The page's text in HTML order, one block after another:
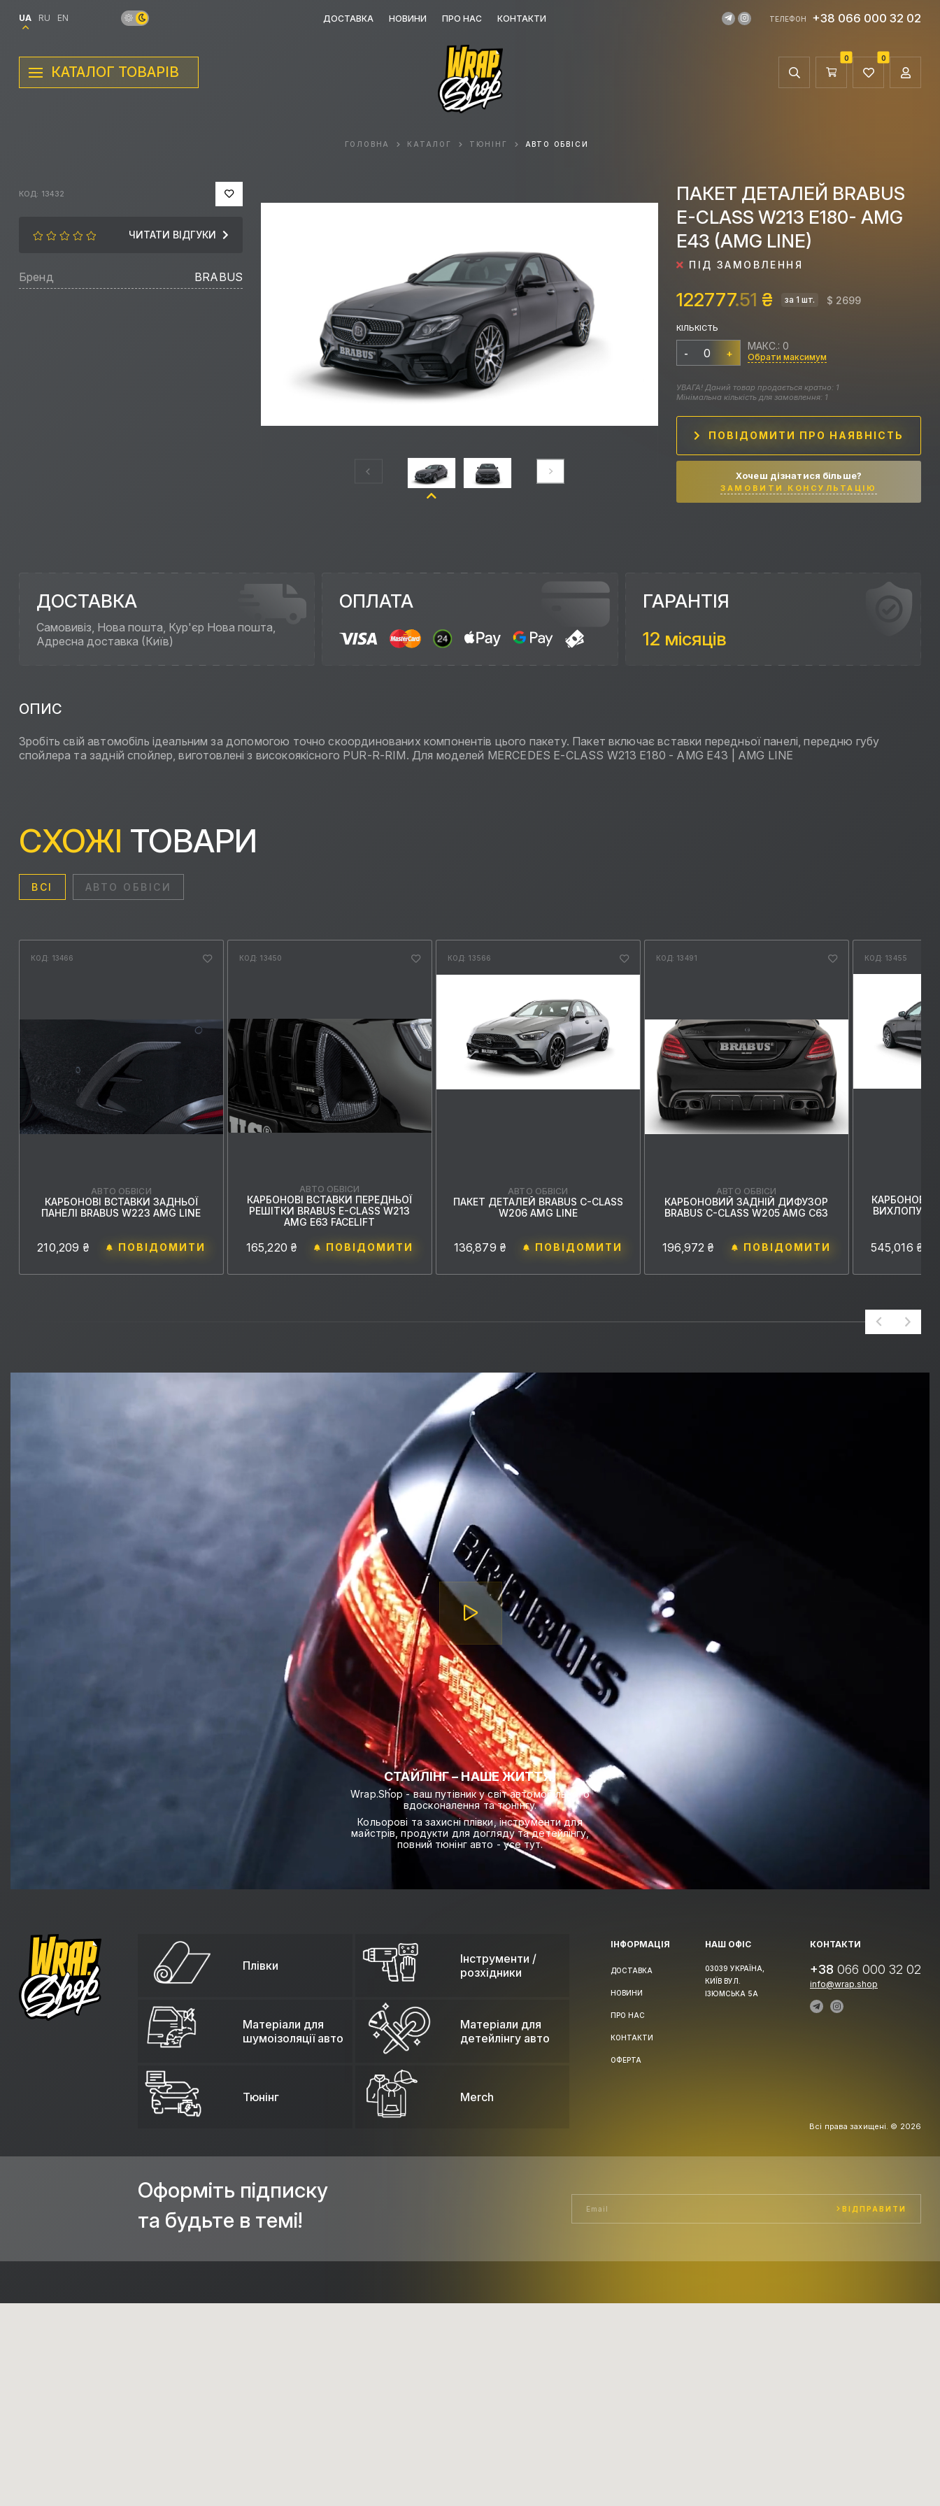
UA RU EN ДОСТАВКА НОВИНИ ПРО НАС КОНТАКТИ ТЕЛЕФОН +38 066 000 32 02
КАТАЛОГ ТОВАРІВ
0 0
ГОЛОВНА КАТАЛОГ ТЮНІНГ АВТО ОБВІСИ
КОД: 13432
ЧИТАТИ ВІДГУКИ
Бренд BRABUS
ПАКЕТ ДЕТАЛЕЙ BRABUS
E-CLASS W213 E180- AMG
E43 (AMG LINE)
ПІД ЗАМОВЛЕННЯ
122777.51 ₴ за 1 шт. $ 2699
КІЛЬКІСТЬ
- +
МАКС.: 0
Обрати максимум
УВАГА! Даний товар продається кратно: 1
Мінімальна кількість для замовлення: 1
ПОВІДОМИТИ ПРО НАЯВНІСТЬ
Хочеш дізнатися більше?
ЗАМОВИТИ КОНСУЛЬТАЦІЮ
ДОСТАВКА
Самовивіз, Нова пошта, Кур'єр Нова пошта,
Адресна доставка (Київ)
ОПЛАТА
ГАРАНТІЯ
12 місяців
ОПИС
Зробіть свій автомобіль ідеальним за допомогою точно скоординованих компонентів цього пакету. Пакет включає вставки передньої панелі, передню губу
спойлера та задній спойлер, виготовлені з високоякісного PUR-R-RIM. Для моделей MERCEDES E-CLASS W213 E180 - AMG E43 | AMG LINE
СХОЖІ ТОВАРИ
ВСІ АВТО ОБВІСИ
КОД: 13466
АВТО ОБВІСИ
КАРБОНОВІ ВСТАВКИ ЗАДНЬОЇ
ПАНЕЛІ BRABUS W223 AMG LINE
210,209 ₴ ПОВІДОМИТИ
КОД: 13450
АВТО ОБВІСИ
КАРБОНОВІ ВСТАВКИ ПЕРЕДНЬОЇ
РЕШІТКИ BRABUS E-CLASS W213
AMG E63 FACELIFT
165,220 ₴ ПОВІДОМИТИ
КОД: 13566
АВТО ОБВІСИ
ПАКЕТ ДЕТАЛЕЙ BRABUS C-CLASS
W206 AMG LINE
136,879 ₴ ПОВІДОМИТИ
КОД: 13491
АВТО ОБВІСИ
КАРБОНОВИЙ ЗАДНІЙ ДИФУЗОР
BRABUS C-CLASS W205 AMG C63
196,972 ₴ ПОВІДОМИТИ
КОД: 13455
ВИХЛОПУ
545,016 ₴
СТАЙЛІНГ – НАШЕ ЖИТТЯ!
Wrap.Shop - ваш путівник у світ автомобільного
вдосконалення та тюнінгу.
Кольорові та захисні плівки, інструменти для
майстрів, продукти для догляду та детейлінгу,
повний тюнінг авто - усе тут.
Плівки
Інструменти /
розхідники
Матеріали для
шумоізоляції авто
Матеріали для
детейлінгу авто
Тюнінг Merch
ІНФОРМАЦІЯ
ДОСТАВКА
НОВИНИ
ПРО НАС
КОНТАКТИ
ОФЕРТА
НАШ ОФІС
03039 УКРАЇНА,
КИЇВ ВУЛ.
ІЗЮМСЬКА 5А
КОНТАКТИ
+38 066 000 32 02
info@wrap.shop
Всі права захищені. © 2026
Оформіть підписку
та будьте в темі!
ВІДПРАВИТИ